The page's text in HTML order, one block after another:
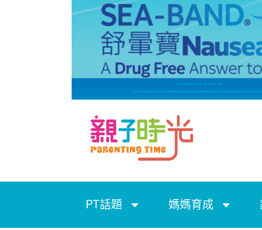
PT話題 媽媽育成